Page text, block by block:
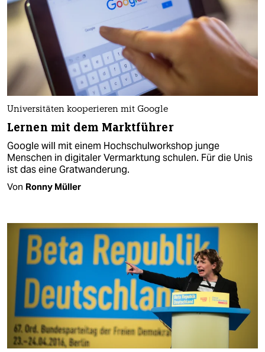
Universitäten kooperieren mit Google
Lernen mit dem Marktführer
Google will mit einem Hochschulworkshop junge
Menschen in digitaler Vermarktung schulen. Für die Unis
ist das eine Gratwanderung.
Von Ronny Müller